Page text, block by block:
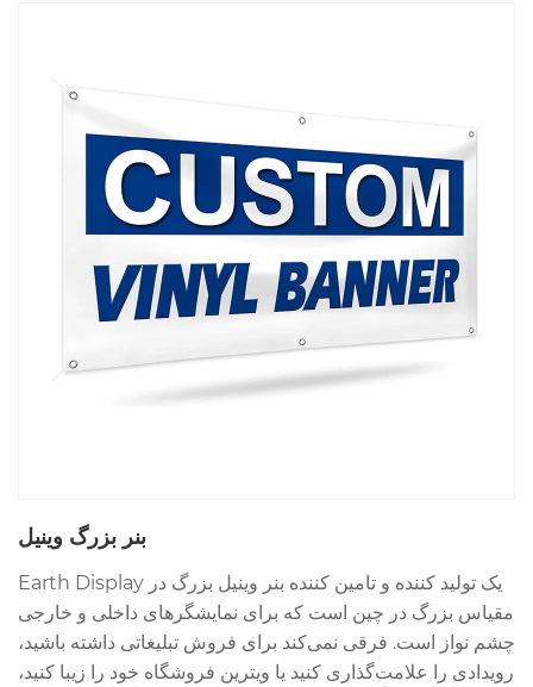
بنر بزرگ وینیل
Earth Display یک تولید کننده و تامین کننده بنر وینیل بزرگ در
مقیاس بزرگ در چین است که برای نمایشگرهای داخلی و خارجی
چشم نواز است. فرقی نمی‌کند برای فروش تبلیغاتی داشته باشید،
رویدادی را علامت‌گذاری کنید یا ویترین فروشگاه خود را زیبا کنید،